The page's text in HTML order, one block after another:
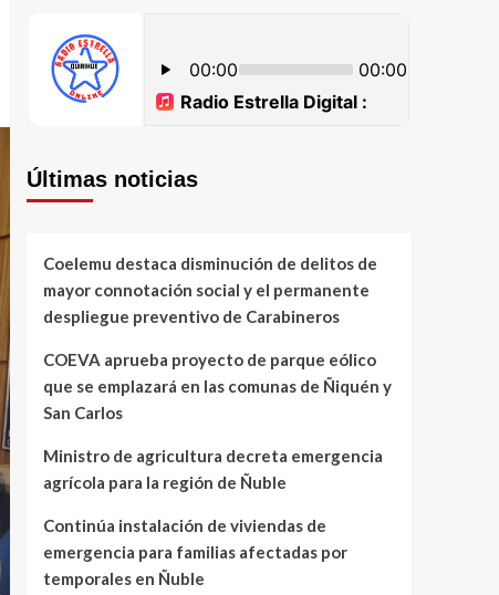
Últimas noticias
Coelemu destaca disminución de delitos de
mayor connotación social y el permanente
despliegue preventivo de Carabineros
COEVA aprueba proyecto de parque eólico
que se emplazará en las comunas de Ñiquén y
San Carlos
Ministro de agricultura decreta emergencia
agrícola para la región de Ñuble
Continúa instalación de viviendas de
emergencia para familias afectadas por
temporales en Ñuble